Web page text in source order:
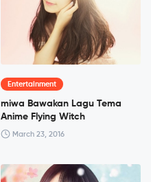
Entertainment
miwa Bawakan Lagu Tema
Anime Flying Witch
March 23, 2016